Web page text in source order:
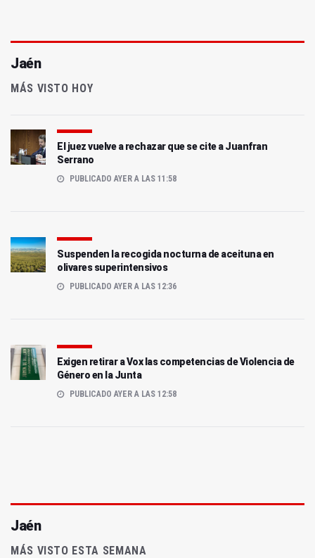
Jaén
MÁS VISTO HOY
El juez vuelve a rechazar que se cite a Juanfran
Serrano
PUBLICADO AYER A LAS 11:58
Suspenden la recogida nocturna de aceituna en
olivares superintensivos
PUBLICADO AYER A LAS 12:36
Exigen retirar a Vox las competencias de Violencia de
Género en la Junta
PUBLICADO AYER A LAS 12:58
Jaén
MÁS VISTO ESTA SEMANA